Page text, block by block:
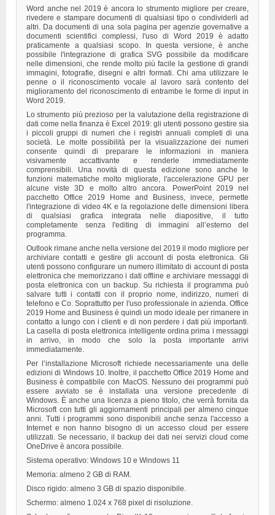
Word anche nel 2019 è ancora lo strumento migliore per creare,
rivedere e stampare documenti di qualsiasi tipo o condividerli ad
altri. Da documenti di una sola pagina per agenzie governative a
documenti scientifici complessi, l'uso di Word 2019 è adatto
praticamente a qualsiasi scopo. In questa versione, è anche
possibile l'integrazione di grafica SVG possibile da modificare
nelle dimensioni, che rende molto più facile la gestione di grandi
immagini, fotografie, disegni e altri formati. Chi ama utilizzare le
penne o il riconoscimento vocale al lavoro sarà contento del
miglioramento del riconoscimento di entrambe le forme di input in
Word 2019.
Lo strumento più prezioso per la valutazione della registrazione di
dati come nella finanza è Excel 2019: gli utenti possono gestire sia
i piccoli gruppi di numeri che i registri annuali completi di una
società. Le molte possibilità per la visualizzazione dei numeri
consente quindi di preparare le informazioni in maniera
visivamente accattivante e renderle immediatamente
comprensibili. Una novità di questa edizione sono anche le
funzioni matematiche molto migliorate, l'accelerazione GPU per
alcune viste 3D e molto altro ancora. PowerPoint 2019 nel
pacchetto Office 2019 Home and Business, invece, permette
l'integrazione di video 4K e la regolazione delle dimensioni libera
di qualsiasi grafica integrata nelle diapositive, il tutto
completamente senza l'editing di immagini all’esterno del
programma.
Outlook rimane anche nella versione del 2019 il modo migliore per
archiviare contatti e gestire gli account di posta elettronica. Gli
utenti possono configurare un numero illimitato di account di posta
elettronica che memorizzano i dati offline e archiviare messaggi di
posta elettronica con un backup. Su richiesta il programma può
salvare tutti i contatti con il proprio nome, indirizzo, numeri di
telefono e Co. Soprattutto per l'uso professionale in azienda. Office
2019 Home and Business è quindi un modo ideale per rimanere in
contatto a lungo con i clienti e di non perdere i dati più importanti.
La casella di posta elettronica intelligente ordina prima i messaggi
in arrivo, in modo che solo la posta importante arrivi
immediatamente.
Per l’installazione Microsoft richiede necessariamente una delle
edizioni di Windows 10. Inoltre, il pacchetto Office 2019 Home and
Business è compatibile con MacOS. Nessuno dei programmi può
essere avviato se è installata una versione precedente di
Windows. È anche una licenza a pieno titolo, che verrà fornita da
Microsoft con tutti gli aggiornamenti principali per almeno cinque
anni. Tutti i programmi sono disponibili anche senza l'accesso a
Internet e non hanno bisogno di un accesso cloud per essere
utilizzati. Se necessario, il backup dei dati nei servizi cloud come
OneDrive è ancora possibile.
Sistema operativo: Windows 10 e Windows 11
Memoria: almeno 2 GB di RAM.
Disco rigido: almeno 3 GB di spazio disponibile.
Schermo: almeno 1.024 x 768 pixel di risoluzione.